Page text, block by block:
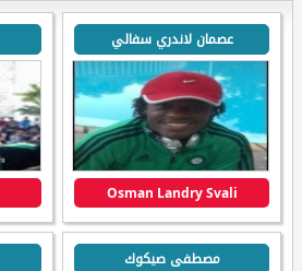
عصمان لاندري سفالي
Osman Landry Svali
مصطفى صيكوك